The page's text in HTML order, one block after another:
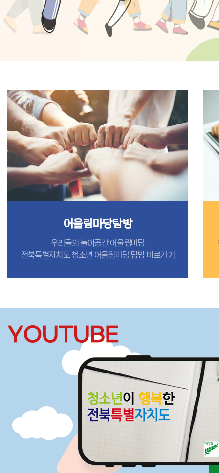
어울림마당탐방
우리들의 놀이공간 어울림마당
전북특별자치도 청소년 어울림마당 탐방 바로가기
YOUTUBE